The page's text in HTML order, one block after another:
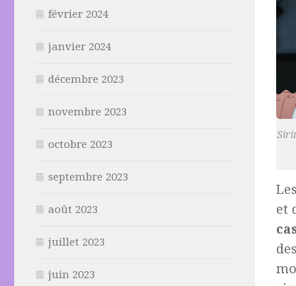
et
février 2024
janvier 2024
décembre 2023
novembre 2023
octobre 2023
septembre 2023
août 2023
juillet 2023
juin 2023